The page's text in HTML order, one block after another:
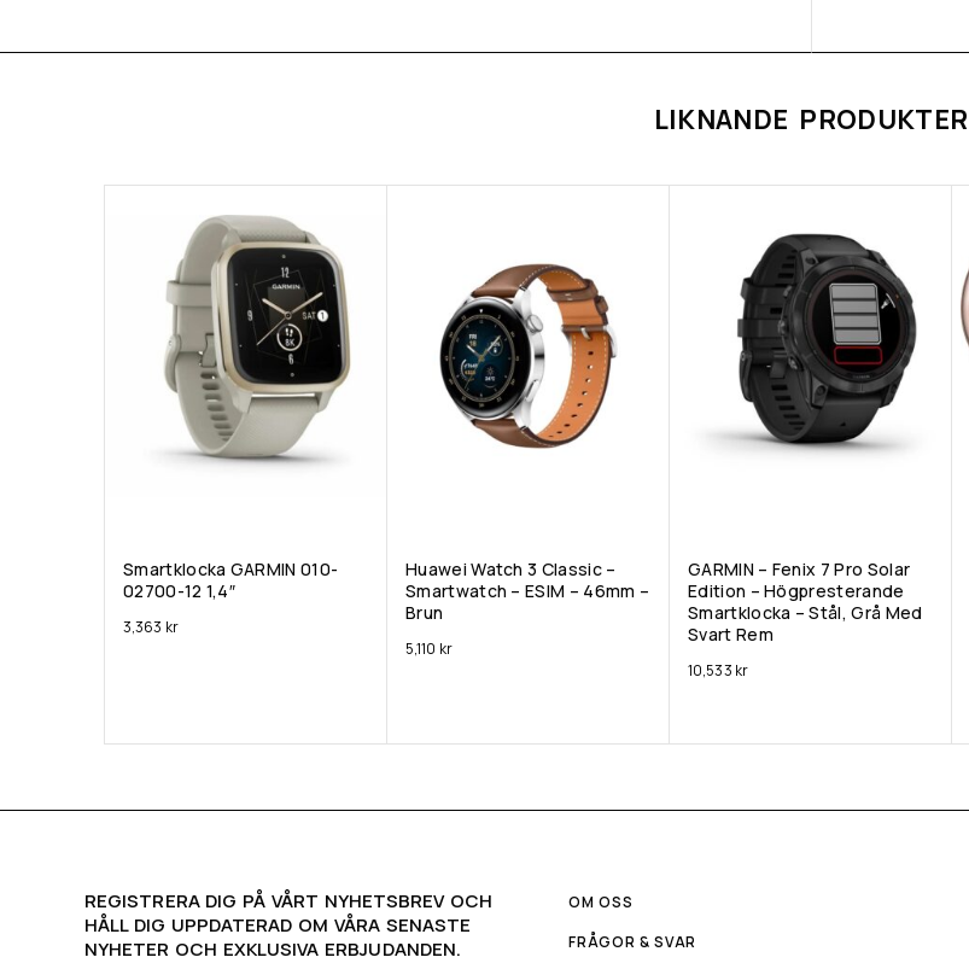
LIKNANDE PRODUKTER
Smartklocka GARMIN 010-
02700-12 1,4″
3,363 kr
Huawei Watch 3 Classic –
Smartwatch – ESIM – 46mm –
Brun
5,110 kr
GARMIN – Fenix 7 Pro Solar
Edition – Högpresterande
Smartklocka – Stål, Grå Med
Svart Rem
10,533 kr
REGISTRERA DIG PÅ VÅRT NYHETSBREV OCH
HÅLL DIG UPPDATERAD OM VÅRA SENASTE
NYHETER OCH EXKLUSIVA ERBJUDANDEN.
OM OSS
FRÅGOR & SVAR